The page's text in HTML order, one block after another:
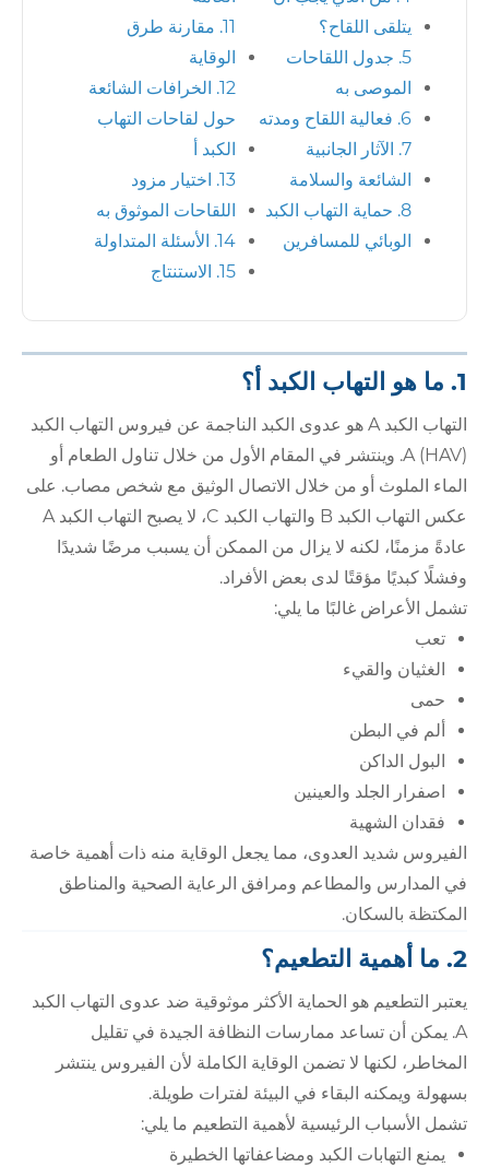
يتلقى اللقاح؟
5. جدول اللقاحات
الموصى به
6. فعالية اللقاح ومدته
7. الآثار الجانبية
الشائعة والسلامة
8. حماية التهاب الكبد
الوبائي للمسافرين
11. مقارنة طرق
الوقاية
12. الخرافات الشائعة
حول لقاحات التهاب
الكبد أ
13. اختيار مزود
اللقاحات الموثوق به
14. الأسئلة المتداولة
15. الاستنتاج
1. ما هو التهاب الكبد أ؟
التهاب الكبد A هو عدوى الكبد الناجمة عن فيروس التهاب الكبد
A (HAV). وينتشر في المقام الأول من خلال تناول الطعام أو
الماء الملوث أو من خلال الاتصال الوثيق مع شخص مصاب. على
عكس التهاب الكبد B والتهاب الكبد C، لا يصبح التهاب الكبد A
عادةً مزمنًا، لكنه لا يزال من الممكن أن يسبب مرضًا شديدًا
وفشلًا كبديًا مؤقتًا لدى بعض الأفراد.
تشمل الأعراض غالبًا ما يلي:
تعب
الغثيان والقيء
حمى
ألم في البطن
البول الداكن
اصفرار الجلد والعينين
فقدان الشهية
الفيروس شديد العدوى، مما يجعل الوقاية منه ذات أهمية خاصة
في المدارس والمطاعم ومرافق الرعاية الصحية والمناطق
المكتظة بالسكان.
2. ما أهمية التطعيم؟
يعتبر التطعيم هو الحماية الأكثر موثوقية ضد عدوى التهاب الكبد
A. يمكن أن تساعد ممارسات النظافة الجيدة في تقليل
المخاطر، لكنها لا تضمن الوقاية الكاملة لأن الفيروس ينتشر
بسهولة ويمكنه البقاء في البيئة لفترات طويلة.
تشمل الأسباب الرئيسية لأهمية التطعيم ما يلي:
يمنع التهابات الكبد ومضاعفاتها الخطيرة